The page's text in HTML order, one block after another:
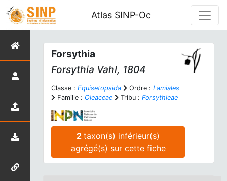
Atlas SINP-Oc
Forsythia
Forsythia Vahl, 1804
Classe : Equisetopsida Ordre : Lamiales
Famille : Oleaceae Tribu : Forsythieae
2taxon(s) inférieur(s)
agrégé(s) sur cette fiche